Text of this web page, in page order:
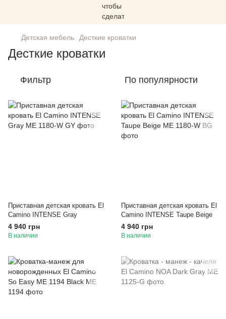
Детская мебель Десткие кроватки
Десткие кроватки
Фильтр По популярности
Приставная детская кровать El
Camino INTENSE Gray
4 940 грн
В наличии
Приставная детская кровать El
Camino INTENSE Taupe Beige
4 940 грн
В наличии